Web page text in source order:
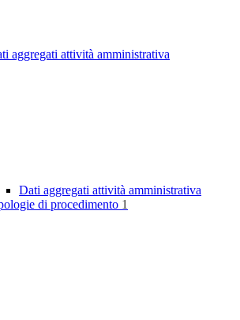
aggregati attività amministrativa
Dati aggregati attività amministrativa
di procedimento 1